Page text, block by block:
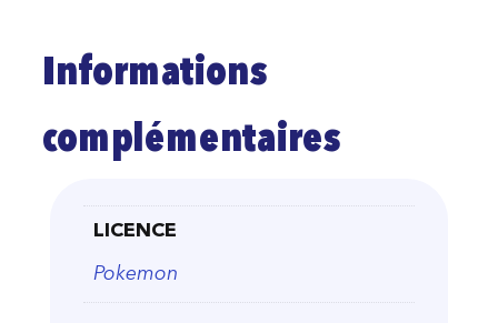
Informations
complémentaires
LICENCE
Pokemon